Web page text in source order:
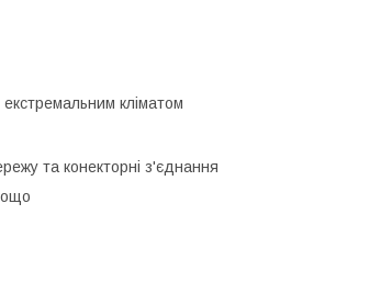
кліматом
та конекторні з'єднання